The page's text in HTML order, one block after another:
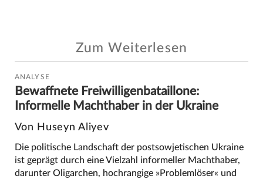
Zum Weiterlesen
ANALYSE
Bewaffnete Freiwilligenbataillone:
Informelle Machthaber in der Ukraine
Von Huseyn Aliyev
Die politische Landschaft der postsowjetischen Ukraine
ist geprägt durch eine Vielzahl informeller Machthaber,
darunter Oligarchen, hochrangige »Problemlöser« und